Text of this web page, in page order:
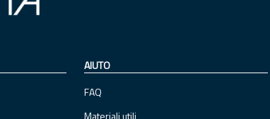
AIUTO
FAQ
Materiali utili